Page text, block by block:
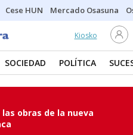
Cese HUN Mercado Osasuna
Kiosko
SOCIEDAD POLÍTICA
obras de la nueva